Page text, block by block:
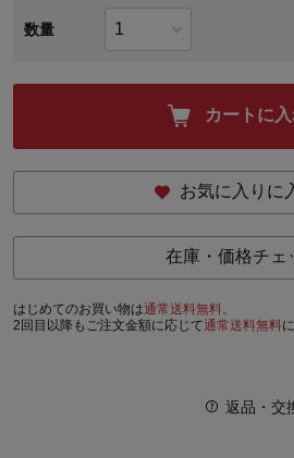
数量
カートに
お気に入りに
在庫・価格チェ
はじめてのお買い物は通常送料無料。
2回目以降もご注文金額に応じて通常送料無料
返品・交